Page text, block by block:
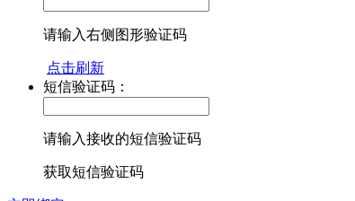
请输入右侧图形验证码
点击刷新
短信验证码：
请输入接收的短信验证码
获取短信验证码